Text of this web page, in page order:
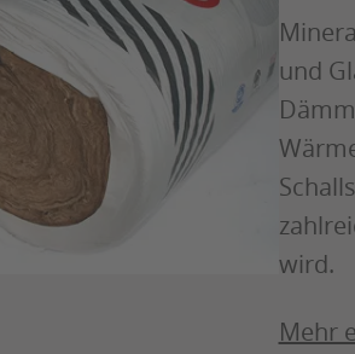
und
wird.
Mehr